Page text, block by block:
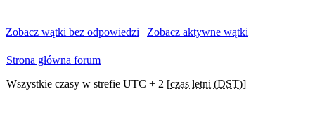
Zobacz wątki bez odpowiedzi | Zobacz aktywne wątki
Strona główna forum
Wszystkie czasy w strefie UTC + 2 [czas letni (DST)]